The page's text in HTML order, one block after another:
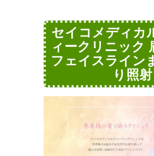
セイコメディカ
ィークリニック
フェイスライン
り照射